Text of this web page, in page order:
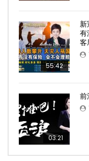
55:42
新
有
客
03:21
前